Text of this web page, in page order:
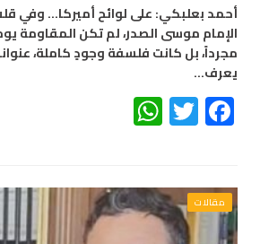
أحمد بعلبكي: على لوائح أميركا… وفي
الإمام موسى الصدر، لم تكن المقاومة
مجرداً، بل كانت فلسفة وجودٍ كاملة،
يعرف…
Facebook
Twitter
مقالات